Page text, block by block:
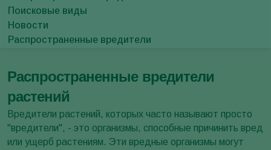
Поисковые виды
Новости
Распространенные вредители
Распространенные вредители
растений
Вредители растений, которых часто называют просто
"вредители", - это организмы, способные причинить вред
или ущерб растениям. Эти вредные организмы могут